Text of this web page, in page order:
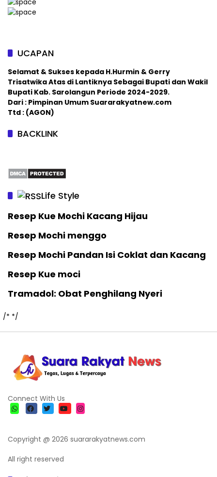
UCAPAN
Selamat & Sukses kepada H.Hurmin & Gerry
Trisatwika Atas di Lantiknya Sebagai Bupati dan Wakil
Bupati Kab. Sarolangun Periode 2024-2029.
Dari : Pimpinan Umum Suararakyatnew.com
Ttd : (AGON)
BACKLINK
Life Style
Resep Kue Mochi Kacang Hijau
Resep Mochi menggo
Resep Mochi Pandan Isi Coklat dan Kacang
Resep Kue moci
Tramadol: Obat Penghilang Nyeri
/* */
Connect With Us
Copyright @ 2026 suararakyatnews.com
All right reserved